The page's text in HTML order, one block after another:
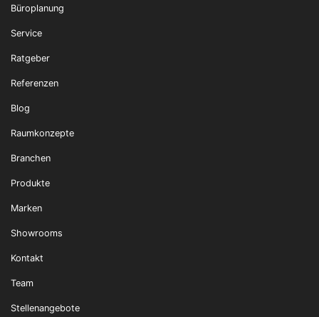
Büroplanung
Service
Ratgeber
Referenzen
Blog
Raumkonzepte
Branchen
Produkte
Marken
Showrooms
Kontakt
Team
Stellenangebote